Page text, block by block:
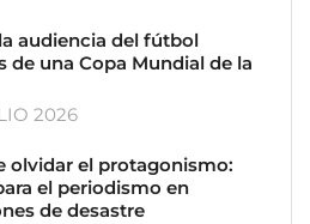
audiencia del fútbol
de una Copa Mundial de la
2026
olvidar el protagonismo:
el periodismo en
de desastre